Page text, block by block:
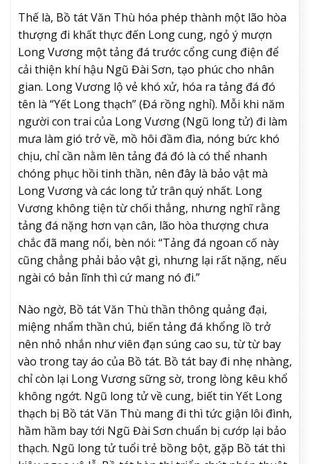
Thế là, Bồ tát Văn Thù hóa phép thành một lão hòa
thượng đi khất thực đến Long cung, ngỏ ý mượn
Long Vương một tảng đá trước cổng cung điện để
cải thiện khí hậu Ngũ Đài Sơn, tạo phúc cho nhân
gian. Long Vương lộ vẻ khó xử, hóa ra tảng đá đó
tên là “Yết Long thạch” (Đá rồng nghỉ). Mỗi khi năm
người con trai của Long Vương (Ngũ long tử) đi làm
mưa làm gió trở về, mồ hôi đầm đìa, nóng bức khó
chịu, chỉ cần nằm lên tảng đá đó là có thể nhanh
chóng phục hồi tinh thần, nên đây là bảo vật mà
Long Vương và các long tử trân quý nhất. Long
Vương không tiện từ chối thẳng, nhưng nghĩ rằng
tảng đá nặng hơn vạn cân, lão hòa thượng chưa
chắc đã mang nổi, bèn nói: “Tảng đá ngoan cố này
cũng chẳng phải bảo vật gì, nhưng lại rất nặng, nếu
ngài có bản lĩnh thì cứ mang nó đi.”
Nào ngờ, Bồ tát Văn Thù thần thông quảng đại,
miệng nhẩm thần chú, biến tảng đá khổng lồ trở
nên nhỏ nhắn như viên đạn súng cao su, từ từ bay
vào trong tay áo của Bồ tát. Bồ tát bay đi nhẹ nhàng,
chỉ còn lại Long Vương sững sờ, trong lòng kêu khổ
không ngớt. Ngũ long tử về cung, biết tin Yết Long
thạch bị Bồ tát Văn Thù mang đi thì tức giận lôi đình,
hầm hầm bay tới Ngũ Đài Sơn chuẩn bị cướp lại bảo
thạch. Ngũ long tử tuổi trẻ bồng bột, gặp Bồ tát thì